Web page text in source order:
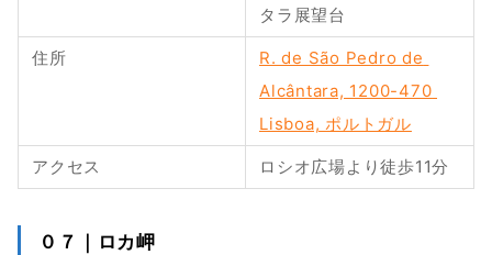
タラ展望台
住所
R. de São Pedro de
Alcântara, 1200-470
Lisboa, ポルトガル
アクセス ロシオ広場より徒歩11分
０７｜ロカ岬